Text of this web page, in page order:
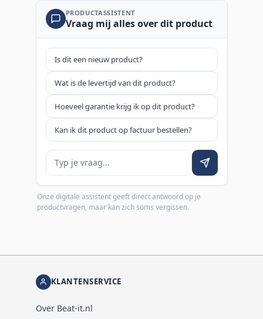
PRODUCTASSISTENT
Vraag mij alles over dit product
Is dit een nieuw product?
Wat is de levertijd van dit product?
Hoeveel garantie krijg ik op dit product?
Kan ik dit product op factuur bestellen?
Je vraag
Onze digitale assistent geeft direct antwoord op je
productvragen, maar kan zich soms vergissen.
KLANTENSERVICE
Over Beat-it.nl